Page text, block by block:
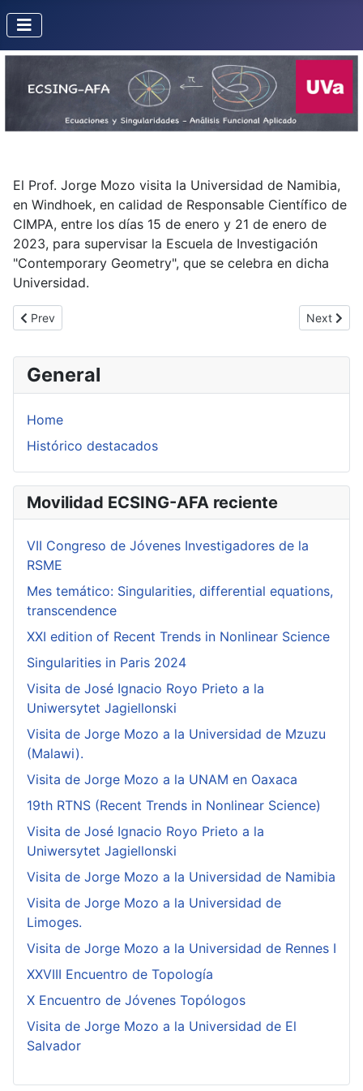
General
Home
Histórico destacados
Movilidad ECSING-AFA reciente
VII Congreso de Jóvenes Investigadores de la
RSME
Mes temático: Singularities, differential equations,
transcendence
XXI edition of Recent Trends in Nonlinear Science
Singularities in Paris 2024
Visita de José Ignacio Royo Prieto a la
Uniwersytet Jagiellonski
Visita de Jorge Mozo a la Universidad de Mzuzu
(Malawi).
Visita de Jorge Mozo a la UNAM en Oaxaca
19th RTNS (Recent Trends in Nonlinear Science)
Visita de José Ignacio Royo Prieto a la
Uniwersytet Jagiellonski
Visita de Jorge Mozo a la Universidad de Namibia
Visita de Jorge Mozo a la Universidad de
Limoges.
Visita de Jorge Mozo a la Universidad de Rennes I
XXVIII Encuentro de Topología
X Encuentro de Jóvenes Topólogos
Visita de Jorge Mozo a la Universidad de El
Salvador
El Prof. Jorge Mozo visita la Universidad de Namibia,
en Windhoek, en calidad de Responsable Científico de
CIMPA, entre los días 15 de enero y 21 de enero de
2023, para supervisar la Escuela de Investigación
"Contemporary Geometry", que se celebra en dicha
Universidad.
Previous article: Visita de José Ignacio Royo Prieto a la
Prev Next
Next